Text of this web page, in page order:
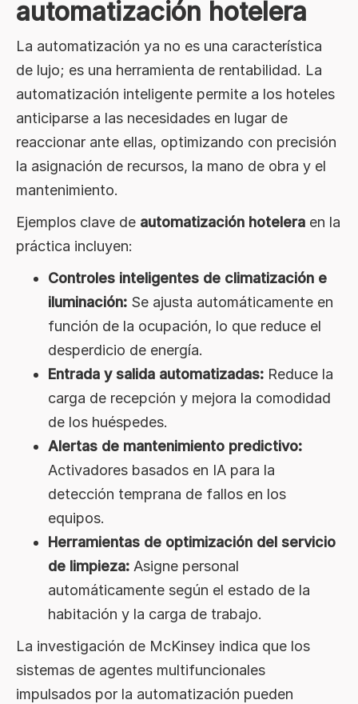
automatización hotelera
La automatización ya no es una característica
de lujo; es una herramienta de rentabilidad. La
automatización inteligente permite a los hoteles
anticiparse a las necesidades en lugar de
reaccionar ante ellas, optimizando con precisión
la asignación de recursos, la mano de obra y el
mantenimiento.
Ejemplos clave de automatización hotelera en la
práctica incluyen:
Controles inteligentes de climatización e
iluminación: Se ajusta automáticamente en
función de la ocupación, lo que reduce el
desperdicio de energía.
Entrada y salida automatizadas: Reduce la
carga de recepción y mejora la comodidad
de los huéspedes.
Alertas de mantenimiento predictivo:
Activadores basados en IA para la
detección temprana de fallos en los
equipos.
Herramientas de optimización del servicio
de limpieza: Asigne personal
automáticamente según el estado de la
habitación y la carga de trabajo.
La investigación de McKinsey indica que los
sistemas de agentes multifuncionales
impulsados por la automatización pueden